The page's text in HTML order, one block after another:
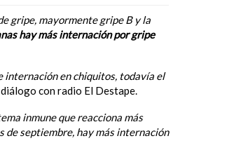
gripe, mayormente gripe B y la
hay más internación por gripe
internación en chiquitos, todavía el
con radio El Destape.
inmune que reacciona más
de septiembre, hay más internación